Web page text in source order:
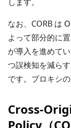
なお、CORB は
よって部分的に
が導入を進めて
つ誤検知を減ら
です。プロキシ
Cross-